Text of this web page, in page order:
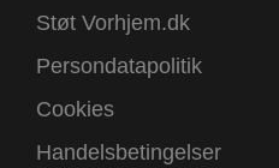
Støt Vorhjem.dk
Persondatapolitik
Cookies
Handelsbetingelser